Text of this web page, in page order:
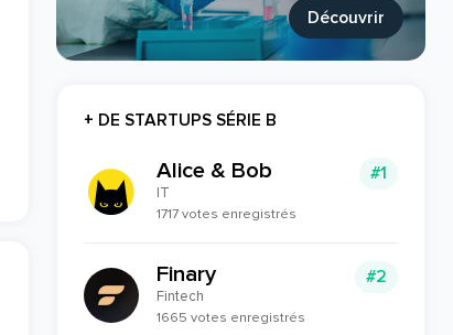
Découvrir
+ DE STARTUPS SÉRIE B
#1
Alice & Bob
IT
1717 votes enregistrés
#2
Finary
Fintech
1665 votes enregistrés